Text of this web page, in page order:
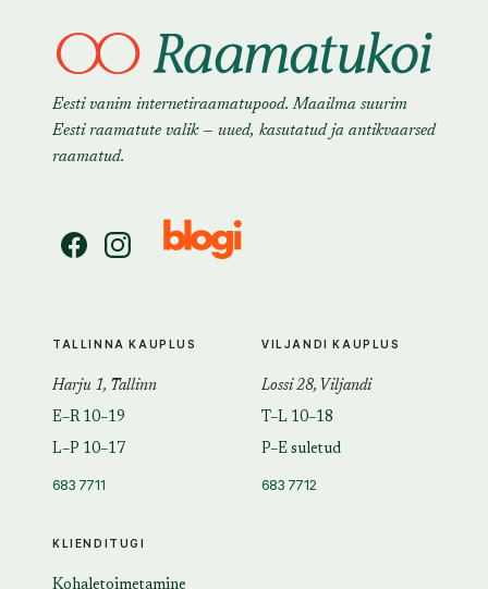
Eesti vanim internetiraamatupood. Maailma suurim
Eesti raamatute valik — uued, kasutatud ja antikvaarsed
raamatud.
KLIENDITUGI
TALLINNA KAUPLUS
Harju 1, Tallinn
E–R 10–19
L–P 10–17
683 7711
VILJANDI KAUPLUS
Lossi 28, Viljandi
T–L 10–18
P–E suletud
683 7712